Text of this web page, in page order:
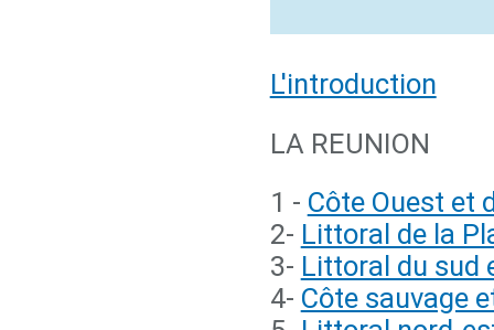
L'introduction
LA REUNION
1 - Côte Ouest et
2- Littoral de la
3- Littoral du sud
4- Côte sauvage